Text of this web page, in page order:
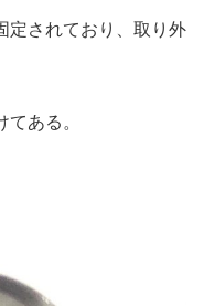
定されており、取り外
ある。